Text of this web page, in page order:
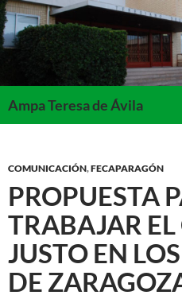
Saltar
al
contenido
Ampa Teresa de Ávila
COMUNICACIÓN,FECAPARAGÓN
PROPUESTA
TRABAJAR
JUSTO EN
DE